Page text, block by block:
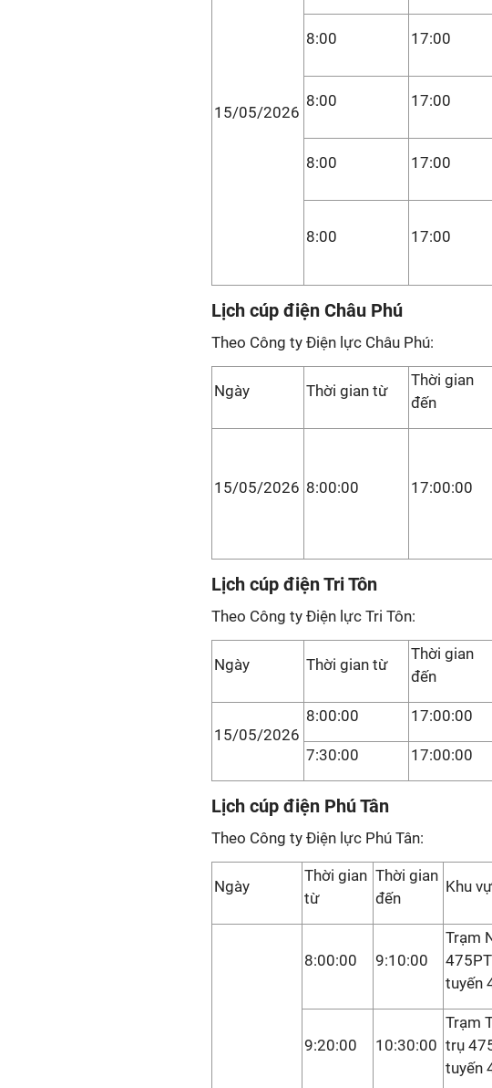
15/05/2026
8:00 17:00
8:00 17:00
8:00 17:00
8:00 17:00
Lịch cúp điện Châu Phú
Theo Công ty Điện lực Châu Phú:
Ngày Thời gian từ
Thời gian
đến
15/05/2026 8:00:00 17:00:00
Lịch cúp điện Tri Tôn
Theo Công ty Điện lực Tri Tôn:
Ngày Thời gian từ
Thời gian
đến
15/05/2026
8:00:00 17:00:00
7:30:00 17:00:00
Lịch cúp điện Phú Tân
Theo Công ty Điện lực Phú Tân:
Ngày
Thời gian
từ
Thời gian
đến
Khu
8:00:00 9:10:00
Trạm
tuyến
9:20:00 10:30:00
Trạm
trụ
tuyến